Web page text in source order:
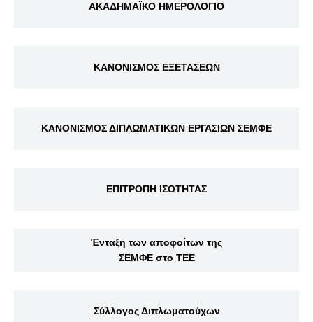
ΑΚΑΔΗΜΑΪΚΟ ΗΜΕΡΟΛΟΓΙΟ
ΚΑΝΟΝΙΣΜΟΣ ΕΞΕΤΑΣΕΩΝ
ΚΑΝΟΝΙΣΜΟΣ ΔΙΠΛΩΜΑΤΙΚΩΝ ΕΡΓΑΣΙΩΝ ΣΕΜΦΕ
ΕΠΙΤΡΟΠΗ ΙΣΟΤΗΤΑΣ
Ένταξη των αποφοίτων της
ΣΕΜΦΕ στο ΤΕΕ
Σύλλογος Διπλωματούχων